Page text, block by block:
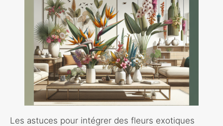
Les astuces pour intégrer des fleurs exotiques